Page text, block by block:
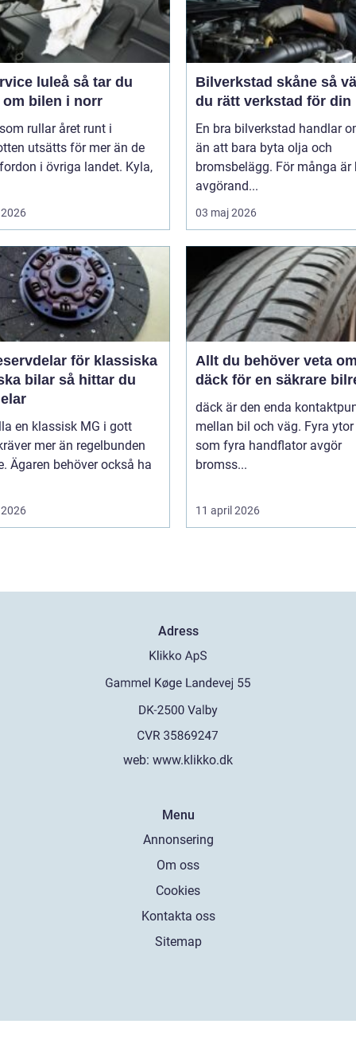
luleå så tar du
om bilen i norr
rullar året runt i
utsätts för mer än de
i övriga landet. Kyla,
Bilverkstad skåne så väljer
du rätt verkstad för din
En bra bilverkstad handlar
än att bara byta olja och
bromsbelägg. För många är
avgörand...
03 maj 2026
för klassiska
så hittar du
en klassisk MG i gott
mer än regelbunden
Ägaren behöver också ha
Allt du behöver veta
däck för en säkrare
däck är den enda
mellan bil och väg. Fyra
som fyra handflator avgör
bromss...
11 april 2026
Adress
web: www.klikko.dk
Menu
Annonsering
Om oss
Cookies
Kontakta oss
Sitemap